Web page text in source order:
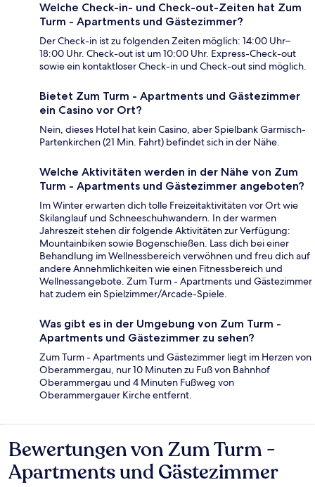
Welche Check-in- und Check-out-Zeiten hat Zum
Turm - Apartments und Gästezimmer?
Der Check-in ist zu folgenden Zeiten möglich: 14:00 Uhr–
18:00 Uhr. Check-out ist um 10:00 Uhr. Express-Check-out
sowie ein kontaktloser Check-in und Check-out sind möglich.
Bietet Zum Turm - Apartments und Gästezimmer
ein Casino vor Ort?
Nein, dieses Hotel hat kein Casino, aber Spielbank Garmisch-
Partenkirchen (21 Min. Fahrt) befindet sich in der Nähe.
Welche Aktivitäten werden in der Nähe von Zum
Turm - Apartments und Gästezimmer angeboten?
Im Winter erwarten dich tolle Freizeitaktivitäten vor Ort wie
Skilanglauf und Schneeschuhwandern. In der warmen
Jahreszeit stehen dir folgende Aktivitäten zur Verfügung:
Mountainbiken sowie Bogenschießen. Lass dich bei einer
Behandlung im Wellnessbereich verwöhnen und freu dich auf
andere Annehmlichkeiten wie einen Fitnessbereich und
Wellnessangebote. Zum Turm - Apartments und Gästezimmer
hat zudem ein Spielzimmer/Arcade-Spiele.
Was gibt es in der Umgebung von Zum Turm -
Apartments und Gästezimmer zu sehen?
Zum Turm - Apartments und Gästezimmer liegt im Herzen von
Oberammergau, nur 10 Minuten zu Fuß von Bahnhof
Oberammergau und 4 Minuten Fußweg von
Oberammergauer Kirche entfernt.
Bewertungen
Bewertungen von Zum Turm -
Apartments und Gästezimmer